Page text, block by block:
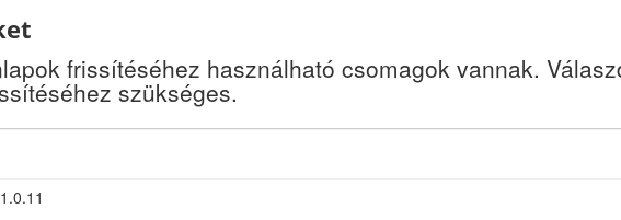
frissítéséhez használható csomagok vannak.
szükséges.